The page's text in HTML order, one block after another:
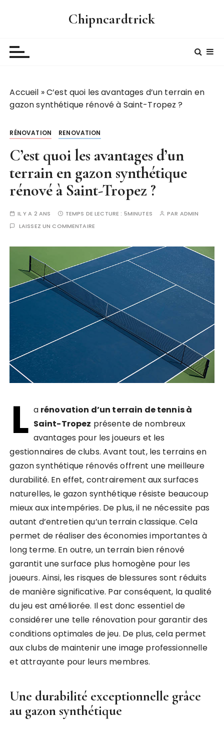
Chipncardtrick
Accueil »C’est quoi les avantages d’un terrain en
gazon synthétique rénové à Saint-Tropez ?
RÉNOVATION RENOVATION
C’est quoi les avantages d’un
terrain en gazon synthétique
rénové à Saint-Tropez ?
IL Y A 2 ANS TEMPS DE LECTURE : 5MINUTES PAR ADMIN
LAISSEZ UN COMMENTAIRE
L a rénovation d’un terrain de tennis à
Saint-Tropez présente de nombreux
avantages pour les joueurs et les
gestionnaires de clubs. Avant tout, les terrains en
gazon synthétique rénovés offrent une meilleure
durabilité. En effet, contrairement aux surfaces
naturelles, le gazon synthétique résiste beaucoup
mieux aux intempéries. De plus, il ne nécessite pas
autant d’entretien qu’un terrain classique. Cela
permet de réaliser des économies importantes à
long terme. En outre, un terrain bien rénové
garantit une surface plus homogène pour les
joueurs. Ainsi, les risques de blessures sont réduits
de manière significative. Par conséquent, la qualité
du jeu est améliorée. Il est donc essentiel de
considérer une telle rénovation pour garantir des
conditions optimales de jeu. De plus, cela permet
aux clubs de maintenir une image professionnelle
et attrayante pour leurs membres.
Une durabilité exceptionnelle grâce
au gazon synthétique